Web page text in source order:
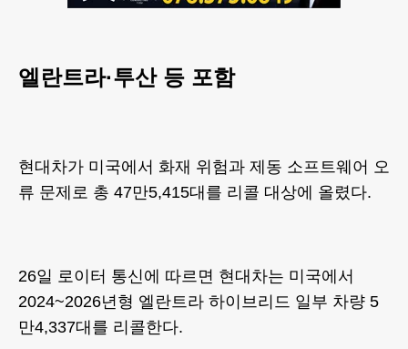
엘란트라·투산 등 포함
현대차가 미국에서 화재 위험과 제동 소프트웨어 오
류 문제로 총 47만5,415대를 리콜 대상에 올렸다.
26일 로이터 통신에 따르면 현대차는 미국에서
2024~2026년형 엘란트라 하이브리드 일부 차량 5
만4,337대를 리콜한다.